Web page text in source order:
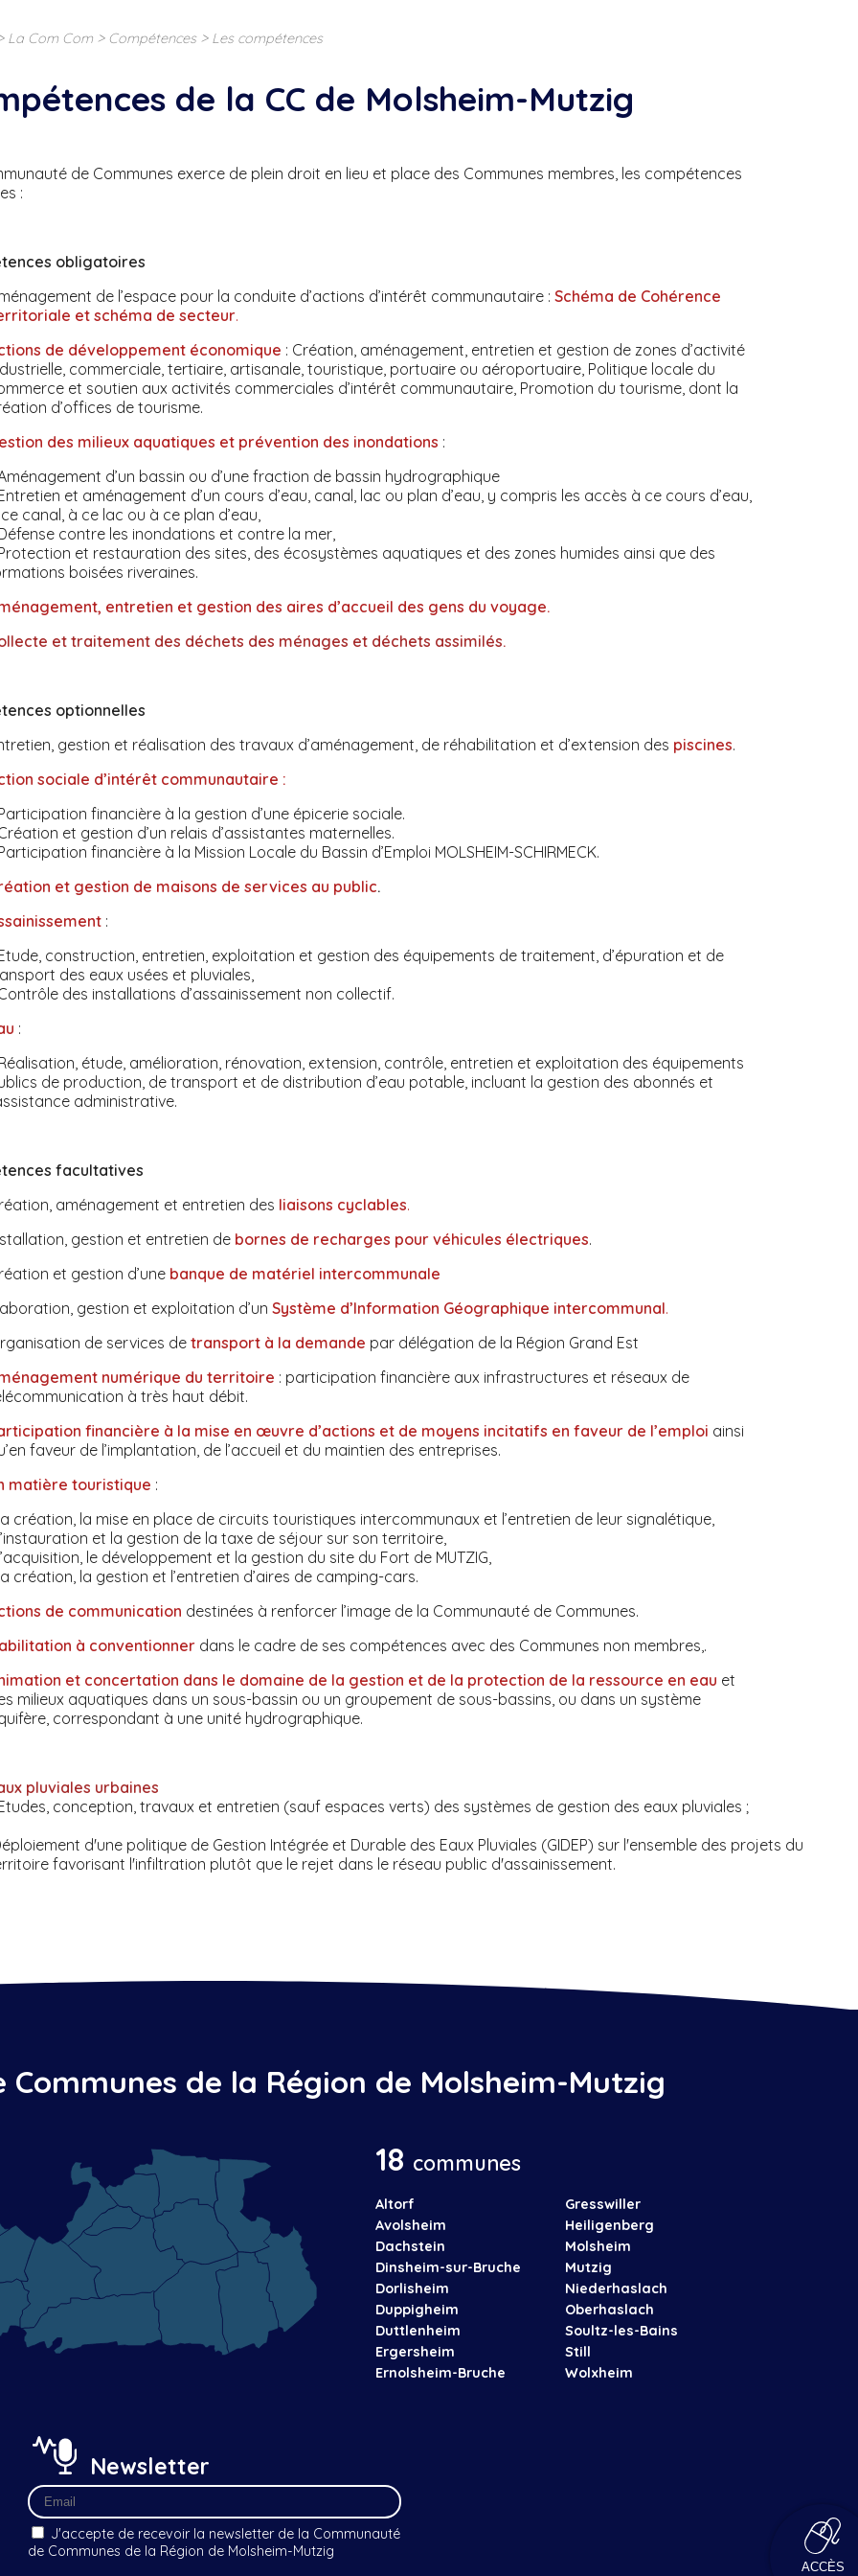
La Com Com> Compétences> Les compétences
de la CC de Molsheim-Mutzig
de Communes exerce de plein droit en lieu et place des Communes membres, les compétences
:
obligatoires
de l’espace pour la conduite d’actions d’intérêt communautaire : Schéma de Cohérence
et schéma de secteur.
de développement économique : Création, aménagement, entretien et gestion de zones d’activité
commerciale, tertiaire, artisanale, touristique, portuaire ou aéroportuaire, Politique locale du
et soutien aux activités commerciales d’intérêt communautaire, Promotion du tourisme, dont la
d’offices de tourisme.
des milieux aquatiques et prévention des inondations :
d’un bassin ou d’une fraction de bassin hydrographique
et aménagement d’un cours d’eau, canal, lac ou plan d’eau, y compris les accès à ce cours d’eau,
canal, à ce lac ou à ce plan d’eau,
contre les inondations et contre la mer,
et restauration des sites, des écosystèmes aquatiques et des zones humides ainsi que des
boisées riveraines.
entretien et gestion des aires d’accueil des gens du voyage.
et traitement des déchets des ménages et déchets assimilés.
optionnelles
gestion et réalisation des travaux d’aménagement, de réhabilitation et d’extension des piscines.
sociale d’intérêt communautaire :
financière à la gestion d’une épicerie sociale.
et gestion d’un relais d’assistantes maternelles.
financière à la Mission Locale du Bassin d’Emploi MOLSHEIM-SCHIRMECK.
et gestion de maisons de services au public.
:
construction, entretien, exploitation et gestion des équipements de traitement, d’épuration et de
des eaux usées et pluviales,
des installations d’assainissement non collectif.
:
étude, amélioration, rénovation, extension, contrôle, entretien et exploitation des équipements
de production, de transport et de distribution d’eau potable, incluant la gestion des abonnés et
administrative.
facultatives
aménagement et entretien des liaisons cyclables.
gestion et entretien de bornes de recharges pour véhicules électriques.
et gestion d’une banque de matériel intercommunale
gestion et exploitation d’un Système d’Information Géographique intercommunal.
de services detransport à la demande par délégation de la Région Grand Est
numérique du territoire : participation financière aux infrastructures et réseaux de
à très haut débit.
financière à la mise en œuvre d’actions et de moyens incitatifs en faveur de l’emploi ainsi
faveur de l’implantation, de l’accueil et du maintien des entreprises.
matière touristique :
création, la mise en place de circuits touristiques intercommunaux et l’entretien de leur signalétique,
et la gestion de la taxe de séjour sur son territoire,
le développement et la gestion du site du Fort de MUTZIG,
création, la gestion et l’entretien d’aires de camping-cars.
de communication destinées à renforcer l’image de la Communauté de Communes.
à conventionnerdans le cadre de ses compétences avec des Communes non membres,.
et concertation dans le domaine de la gestion et de la protection de la ressource en eau et
milieux aquatiques dans un sous-bassin ou un groupement de sous-bassins, ou dans un système
correspondant à une unité hydrographique.
pluviales urbaines
conception, travaux et entretien (sauf espaces verts) des systèmes de gestion des eaux pluviales ;
d'une politique de Gestion Intégrée et Durable des Eaux Pluviales (GIDEP) sur l'ensemble des projets du
favorisant l'infiltration plutôt que le rejet dans le réseau public d'assainissement.
de la Région de Molsheim-Mutzig
18 communes
Altorf
Avolsheim
Dachstein
Dinsheim-sur-Bruche
Dorlisheim
Duppigheim
Duttlenheim
Ergersheim
Ernolsheim-Bruche
Gresswiller
Heiligenberg
Molsheim
Mutzig
Niederhaslach
Oberhaslach
Soultz-les-Bains
Still
Wolxheim
Newsletter
J'accepte de recevoir la newsletter de la Communauté
de Communes de la Région de Molsheim-Mutzig
ACCÈS